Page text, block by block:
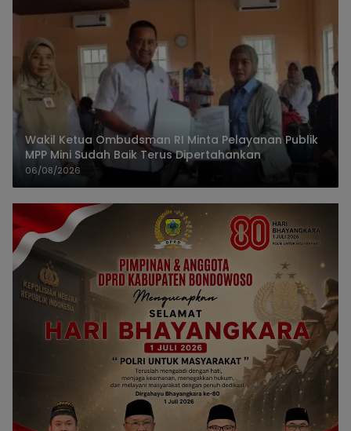
Wakil Ketua Ombudsman RI Minta Pelayanan Publik
MPP Mini Sudah Baik Terus Dipertahankan
06/08/2026